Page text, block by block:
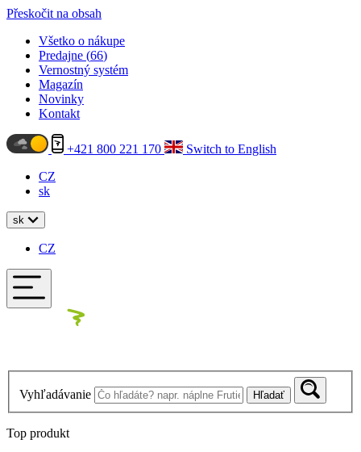
Přeskočit na obsah
Všetko o nákupe
Predajne (66)
Vernostný systém
Magazín
Novinky
Kontakt
+421 800 221 170
Switch to English
CZ
sk
sk
CZ
Vyhľadávanie Hľadať
Top produkt